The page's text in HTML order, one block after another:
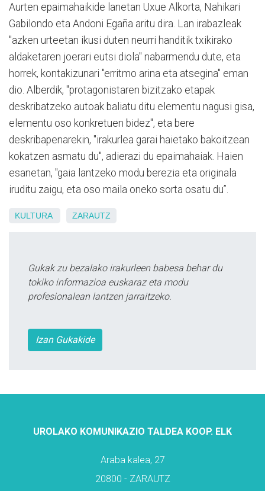
Aurten epaimahaikide lanetan Uxue Alkorta, Nahikari
Gabilondo eta Andoni Egaña aritu dira. Lan irabazleak
"azken urteetan ikusi duten neurri handitik txikirako
aldaketaren joerari eutsi diola" nabarmendu dute, eta
horrek, kontakizunari "erritmo arina eta atsegina" eman
dio. Alberdik, "protagonistaren bizitzako etapak
deskribatzeko autoak baliatu ditu elementu nagusi gisa,
elementu oso konkretuen bidez", eta bere
deskribapenarekin, "irakurlea garai haietako bakoitzean
kokatzen asmatu du", adierazi du epaimahaiak. Haien
esanetan, "gaia lantzeko modu berezia eta originala
iruditu zaigu, eta oso maila oneko sorta osatu du”.
KULTURA ZARAUTZ
Gukak zu bezalako irakurleen babesa behar du
tokiko informazioa euskaraz eta modu
profesionalean lantzen jarraitzeko.
Izan Gukakide
UROLAKO KOMUNIKAZIO TALDEA KOOP. ELK
Araba kalea, 27
20800 - ZARAUTZ